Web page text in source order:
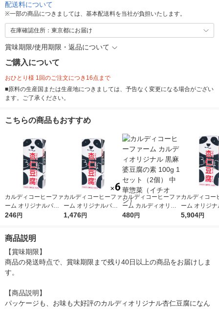
配送料について
※一部の商品につきましては、基本配送料を当社が負担いたします。
在庫確認住所：東京都にお届け
賞味期限/使用期限・返品について
ご購入について
おひとり様 1回のご注文につき16点まで
■原料の生産国または生産地につきましては、予告なく変更になる場合がござい
ます。ご了承ください。
こちらの商品もおすすめ
カルディコーヒーファ
ーム オリジナルパン
ダ杏仁豆腐ミニ 215g
246円
カルディコーヒーファ
ーム オリジナルパン
ダ杏仁豆腐ミニ 215g
1,476円
カルディコーヒーファ
ーム カルディオリジ
ナル 黒麻婆豆腐の素
480円
カルディコー
ーム オリジ
ダ杏仁豆腐ミ
5,904円
商品説明
【賞味期限】
商品の発送時点で、賞味期限まで残り40日以上の商品をお届けしま
す。
【商品説明】
パッケージも、お味も大好評のカルディオリジナル杏仁豆腐になん